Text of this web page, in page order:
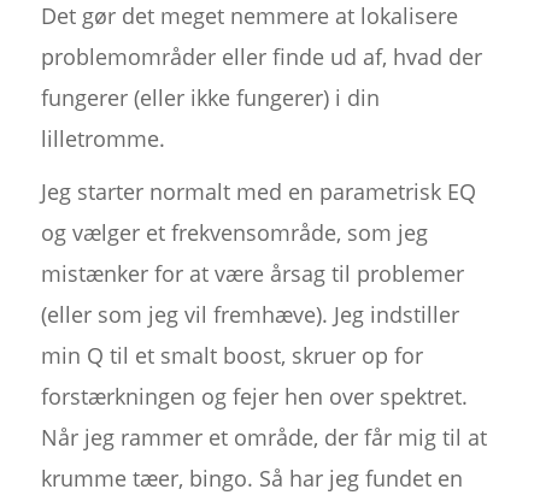
Det gør det meget nemmere at lokalisere
problemområder eller finde ud af, hvad der
fungerer (eller ikke fungerer) i din
lilletromme.
Jeg starter normalt med en parametrisk EQ
og vælger et frekvensområde, som jeg
mistænker for at være årsag til problemer
(eller som jeg vil fremhæve). Jeg indstiller
min Q til et smalt boost, skruer op for
forstærkningen og fejer hen over spektret.
Når jeg rammer et område, der får mig til at
krumme tæer, bingo. Så har jeg fundet en